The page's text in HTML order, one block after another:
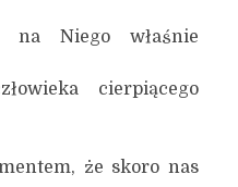
Niego właśnie
cierpiącego
że skoro nas